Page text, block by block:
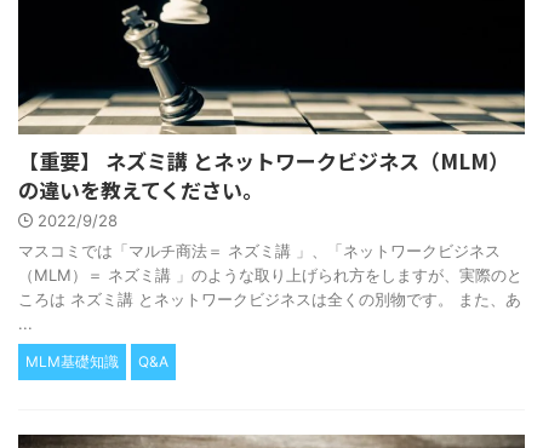
【重要】 ネズミ講 とネットワークビジネス（MLM）
の違いを教えてください。
2022/9/28
マスコミでは「マルチ商法＝ ネズミ講 」、「ネットワークビジネス
（MLM）＝ ネズミ講 」のような取り上げられ方をしますが、実際のと
ころは ネズミ講 とネットワークビジネスは全くの別物です。 また、あ
...
MLM基礎知識 Q&A